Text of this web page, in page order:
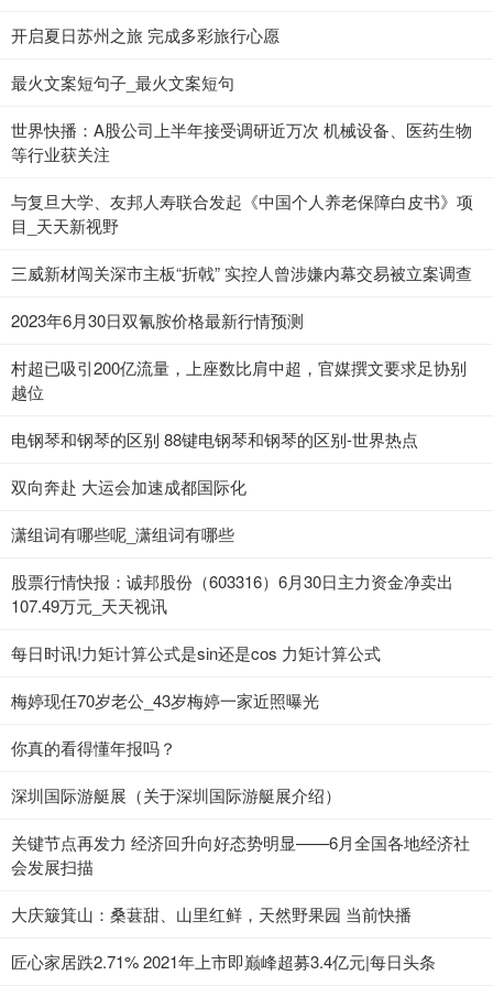
开启夏日苏州之旅 完成多彩旅行心愿
最火文案短句子_最火文案短句
世界快播：A股公司上半年接受调研近万次 机械设备、医药生物
等行业获关注
与复旦大学、友邦人寿联合发起《中国个人养老保障白皮书》项
目_天天新视野
三威新材闯关深市主板“折戟” 实控人曾涉嫌内幕交易被立案调查
2023年6月30日双氰胺价格最新行情预测
村超已吸引200亿流量，上座数比肩中超，官媒撰文要求足协别
越位
电钢琴和钢琴的区别 88键电钢琴和钢琴的区别-世界热点
双向奔赴 大运会加速成都国际化
潇组词有哪些呢_潇组词有哪些
股票行情快报：诚邦股份（603316）6月30日主力资金净卖出
107.49万元_天天视讯
每日时讯!力矩计算公式是sin还是cos 力矩计算公式
梅婷现任70岁老公_43岁梅婷一家近照曝光
你真的看得懂年报吗？
深圳国际游艇展（关于深圳国际游艇展介绍）
关键节点再发力 经济回升向好态势明显——6月全国各地经济社
会发展扫描
大庆簸箕山：桑葚甜、山里红鲜，天然野果园 当前快播
匠心家居跌2.71% 2021年上市即巅峰超募3.4亿元|每日头条